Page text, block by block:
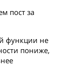
пост за
функции не
пониже,